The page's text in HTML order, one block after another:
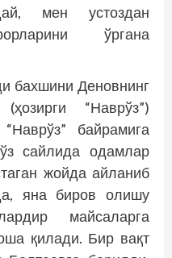
мен устоздан
ўргана
бахшини Деновнинг
“Наврўз”)
байрамига
сайлида одамлар
жойда айланиб
яна биров олишу
майсаларга
қилади. Бир вақт